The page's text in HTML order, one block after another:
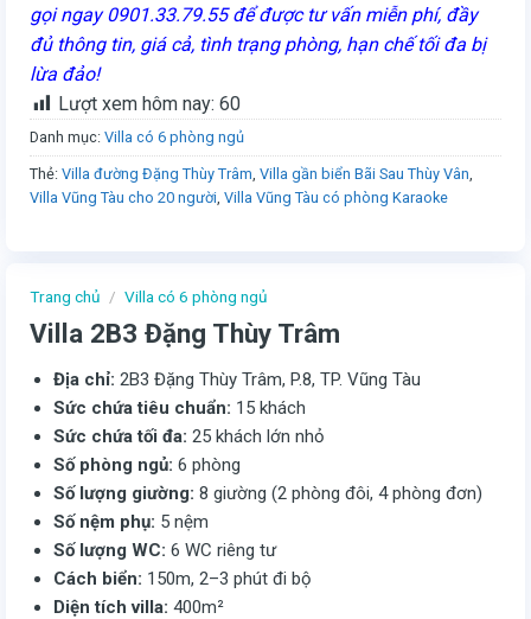
Trang chủ / Villa có 6 phòng ngủ
Villa 2B3 Đặng Thùy Trâm
Địa chỉ: 2B3 Đặng Thùy Trâm, P.8, TP. Vũng Tàu
Sức chứa tiêu chuẩn: 15 khách
Sức chứa tối đa: 25 khách lớn nhỏ
Số phòng ngủ: 6 phòng
Số lượng giường: 8 giường (2 phòng đôi, 4 phòng đơn)
Số nệm phụ: 5 nệm
Số lượng WC: 6 WC riêng tư
Cách biển: 150m, 2–3 phút đi bộ
Diện tích villa: 400m²
gọi ngay 0901.33.79.55 để được tư vấn miễn phí, đầy
đủ thông tin, giá cả, tình trạng phòng, hạn chế tối đa bị
lừa đảo!
Lượt xem hôm nay: 60
Danh mục: Villa có 6 phòng ngủ
Thẻ: Villa đường Đặng Thùy Trâm, Villa gần biển Bãi Sau Thùy Vân,
Villa Vũng Tàu cho 20 người, Villa Vũng Tàu có phòng Karaoke